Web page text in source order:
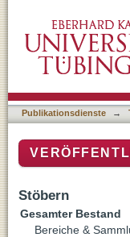
Publikationsdienste →
Stöbern
Gesamter Bestand
Bereiche &